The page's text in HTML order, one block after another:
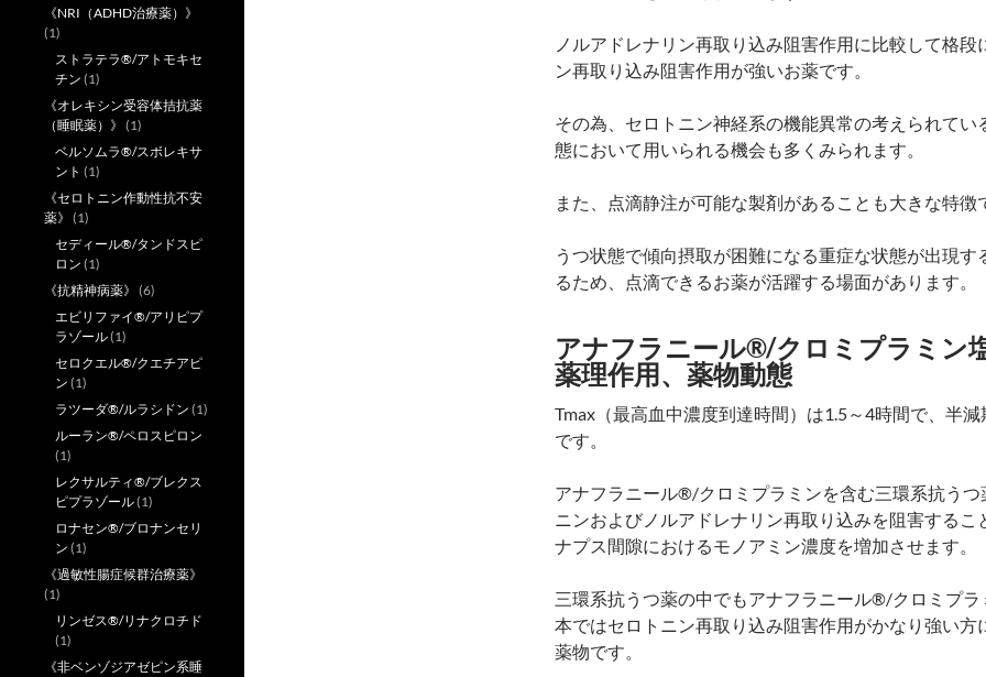
ノルアドレナリン再取り込み阻害作用に比較して格段
ン再取り込み阻害作用が強いお薬です。
その為、セロトニン神経系の機能異常の考えられてい
態において用いられる機会も多くみられます。
また、点滴静注が可能な製剤があることも大きな特徴
うつ状態で傾向摂取が困難になる重症な状態が出現す
るため、点滴できるお薬が活躍する場面があります。
アナフラニール®/クロミプラミン
薬理作用、薬物動態
Tmax（最高血中濃度到達時間）は1.5～4時間で、半
です。
アナフラニール®/クロミプラミンを含む三環系抗うつ
ニンおよびノルアドレナリン再取り込みを阻害するこ
ナプス間隙におけるモノアミン濃度を増加させます。
三環系抗うつ薬の中でもアナフラニール®/クロミプラ
本ではセロトニン再取り込み阻害作用がかなり強い方
薬物です。
《NRI（ADHD治療薬）》
(1)
ストラテラ®/アトモキセ
チン (1)
《オレキシン受容体拮抗薬
（睡眠薬）》 (1)
ベルソムラ®/スボレキサ
ント (1)
《セロトニン作動性抗不安
薬》 (1)
セディール®/タンドスピ
ロン (1)
《抗精神病薬》 (6)
エビリファイ®/アリピプ
ラゾール(1)
セロクエル®/クエチアピ
ン (1)
ラツーダ®/ルラシドン (1)
ルーラン®/ペロスピロン
(1)
レクサルティ®/ブレクス
ピプラゾール(1)
ロナセン®/ブロナンセリ
ン (1)
《過敏性腸症候群治療薬》
(1)
リンゼス®/リナクロチド
(1)
《非ベンゾジアゼピン系睡